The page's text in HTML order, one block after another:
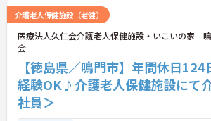
・賞与計4.00ヶ月の過去実績
・夜勤手当支給
・皆勤手当あり
→ 安定した収入形成を目指せる環境です♪
介護老人保健施設（老健）
医療法人久仁会介護老人保健施設・いこいの家
会
【徳島県／鳴門市】年間休日
経験OK♪介護老人保健施設にて
社員＞